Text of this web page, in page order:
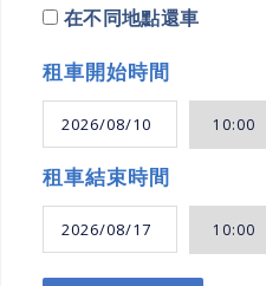
在不同地點還車
租車開始時間
租車結束時間